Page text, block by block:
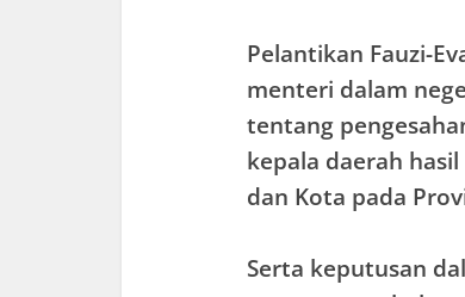
Pelantikan Fauzi-
menteri dalam
tentang
kepala daerah
dan Kota pada
Serta keputusan